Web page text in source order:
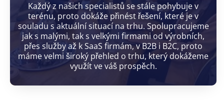
Každý z našich specialistů se stále pohybuje v
terénu, proto dokáže přinést řešení, které je v
souladu s aktuální situací na trhu. Spolupracujeme
jak s malými, tak s velkými firmami od výrobních,
přes služby až k SaaS firmám, v B2B i B2C, proto
máme velmi široký přehled o trhu, který dokážeme
využít ve váš prospěch.